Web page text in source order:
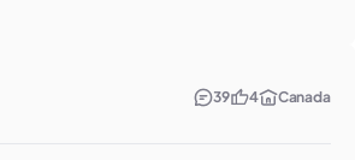
39 4 Canada